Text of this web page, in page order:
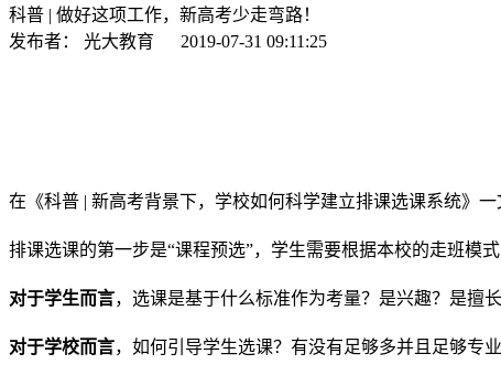
科普 | 做好这项工作，新高考少走弯路！
发布者：
光大教育 2019-07-31 09:11:25
在《科普 | 新高考背景下，学校如何科学建立排课选课系统》
排课选课的第一步是“课程预选”，学生需要根据本校的走班模式
对于学生而言，选课是基于什么标准作为考量？是兴趣？是擅
对于学校而言，如何引导学生选课？有没有足够多并且足够专